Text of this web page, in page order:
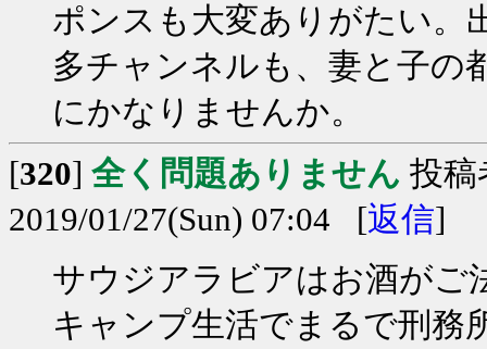
ポンスも大変ありがたい。
多チャンネルも、妻と子の
にかなりませんか。
[320] 全く問題ありません 投稿
2019/01/27(Sun) 07:04 [返信]
サウジアラビアはお酒がご
キャンプ生活でまるで刑務